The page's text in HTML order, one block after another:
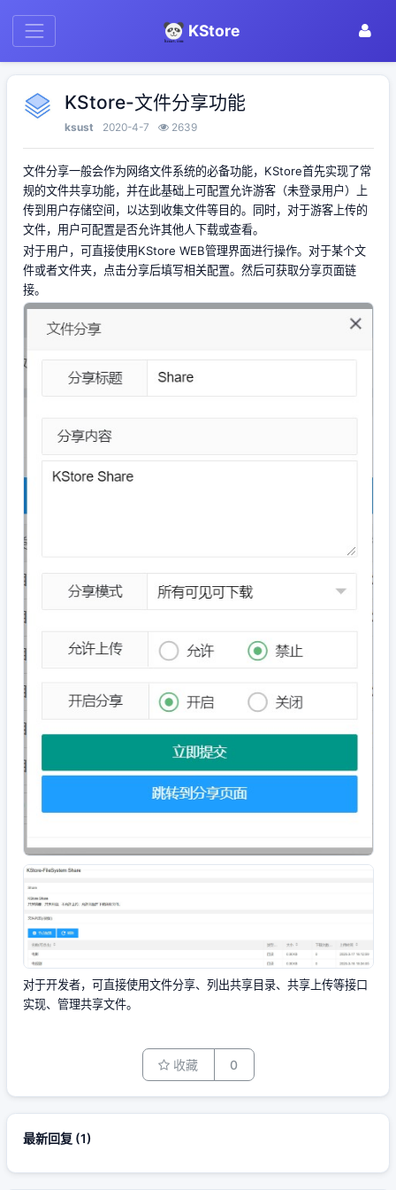
KStore
KStore-文件分享功能
ksust 2020-4-7 2639
文件分享一般会作为网络文件系统的必备功能，KStore首先实现了常
规的文件共享功能，并在此基础上可配置允许游客（未登录用户）上
传到用户存储空间，以达到收集文件等目的。同时，对于游客上传的
文件，用户可配置是否允许其他人下载或查看。
对于用户，可直接使用KStore WEB管理界面进行操作。对于某个文
件或者文件夹，点击分享后填写相关配置。然后可获取分享页面链
接。
对于开发者，可直接使用文件分享、列出共享目录、共享上传等接口
实现、管理共享文件。
收藏 0
最新回复(1)